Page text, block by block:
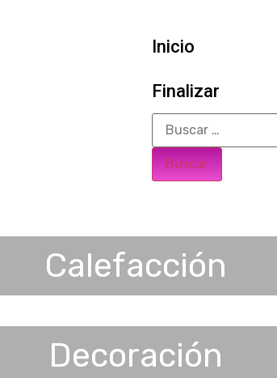
Inicio
Finalizar
Calefacción
Decoración